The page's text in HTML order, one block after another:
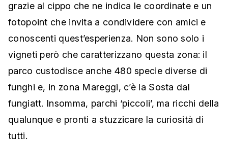
grazie al cippo che ne indica le coordinate e un
fotopoint che invita a condividere con amici e
conoscenti quest’esperienza. Non sono solo i
vigneti però che caratterizzano questa zona: il
parco custodisce anche 480 specie diverse di
funghi e, in zona Mareggi, c’è la Sosta dal
fungiatt. Insomma, parchi ‘piccoli’, ma ricchi della
qualunque e pronti a stuzzicare la curiosità di
tutti.